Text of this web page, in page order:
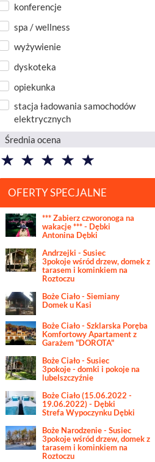
konferencje
spa / wellness
wyżywienie
dyskoteka
opiekunka
stacja ładowania samochodów
elektrycznych
Średnia ocena
OFERTY SPECJALNE
*** Zabierz czworonoga na
wakacje *** - Dębki
Antonina Dębki
Andrzejki - Susiec
3pokoje wśród drzew, domek z
tarasem i kominkiem na
Roztoczu
Boże Ciało - Siemiany
Domek u Kasi
Boże Ciało - Szklarska Poręba
Komfortowy Apartament z
Garażem "DOROTA"
Boże Ciało - Susiec
3pokoje - domki i pokoje na
lubelszczyźnie
Boże Ciało (15.06.2022 -
19.06.2022) - Dębki
Strefa Wypoczynku Dębki
Boże Narodzenie - Susiec
3pokoje wśród drzew, domek z
tarasem i kominkiem na
Roztoczu